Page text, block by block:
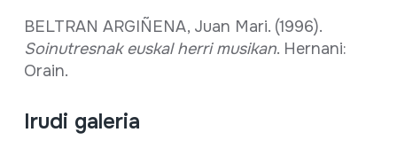
BELTRAN ARGIÑENA, Juan Mari. (1996).
Soinutresnak euskal herri musikan. Hernani:
Orain.
Irudi galeria